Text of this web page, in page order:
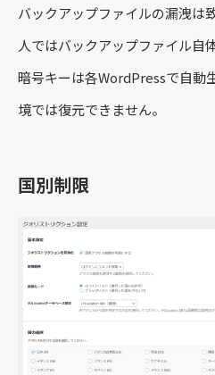
バックアップファイルの漏洩は
人ではバックアップファイル自
暗号キーは各WordPressで自動
境では復元できません。
国別制限